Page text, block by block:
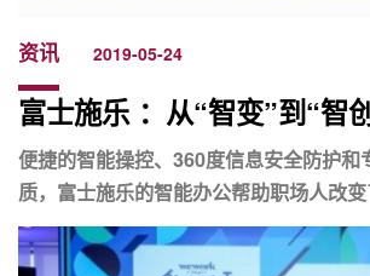
资讯 2019-05-24
富士施乐 ：从“智变”到“智
便捷的智能操控、360度信息安全防护和
质，富士施乐的智能办公帮助职场人改